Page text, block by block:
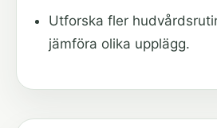
Utforska fler
jämföra olika upplägg.